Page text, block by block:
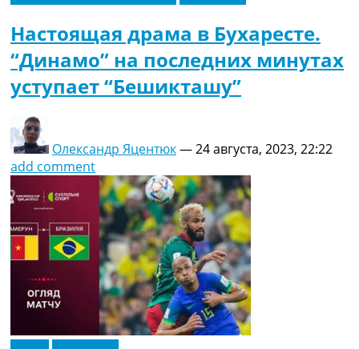
Настоящая драма в Бухаресте.
“Динамо” на последних минутах
уступает “Бешикташу”
Олександр Яцентюк—24 августа, 2023, 22:22
add comment